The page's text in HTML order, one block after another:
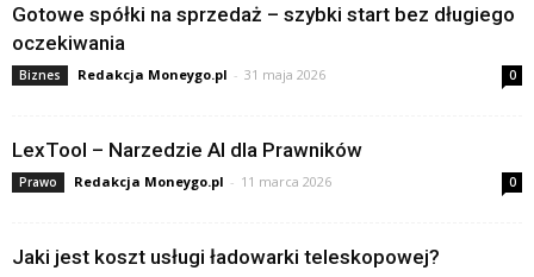
Gotowe spółki na sprzedaż – szybki start bez długiego
oczekiwania
Biznes Redakcja Moneygo.pl - 31 maja 2026 0
LexTool – Narzedzie AI dla Prawników
Prawo Redakcja Moneygo.pl - 11 marca 2026 0
Jaki jest koszt usługi ładowarki teleskopowej?